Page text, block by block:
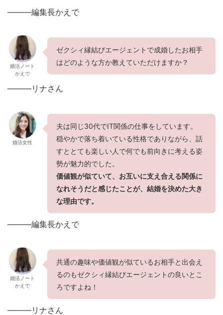
———編集長かえで
婚活ノート
かえで
ゼクシィ縁結びエージェントで成婚したお相手
はどのような方か教えていただけますか？
———リナさん
婚活女性
夫は同じ30代でIT関係の仕事をしています。
穏やかで落ち着いている性格でありながら、話
すととても楽しい人で何でも前向きに考える姿
勢が魅力的でした。
価値観が似ていて、お互いに支え合える関係に
なれそうだと感じたことが、結婚を決めた大き
な理由です。
———編集長かえで
婚活ノート
かえで
共通の趣味や価値観が似ているお相手と出会え
るのもゼクシィ縁結びエージェントの良いとこ
ろですよね！
———リナさん